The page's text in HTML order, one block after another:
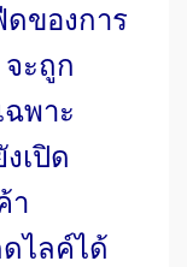
ดของการ
ะถูก
ฉพาะ
เปิด
า
ไลค์ได้